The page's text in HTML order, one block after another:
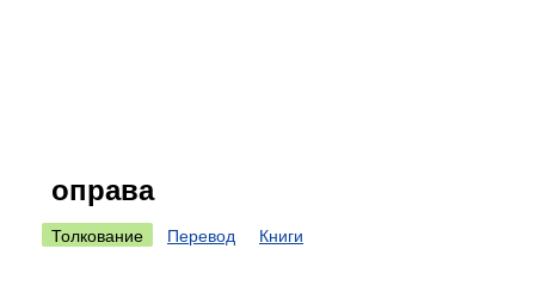
оправа
Толкование Перевод Книги